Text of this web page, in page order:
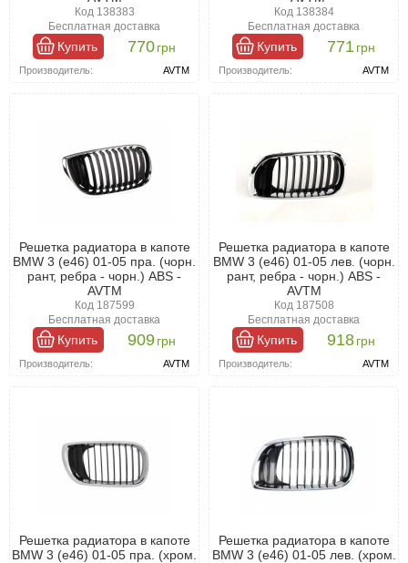
Код 138383
Бесплатная доставка
Купить 770 грн
Производитель: AVTM
Код 138384
Бесплатная доставка
Купить 771 грн
Производитель: AVTM
Решетка радиатора в капоте
BMW 3 (e46) 01-05 пра. (чорн.
рант, ребра - чорн.) ABS -
AVTM
Код 187599
Бесплатная доставка
Купить 909 грн
Производитель: AVTM
Решетка радиатора в капоте
BMW 3 (e46) 01-05 лев. (чорн.
рант, ребра - чорн.) ABS -
AVTM
Код 187508
Бесплатная доставка
Купить 918 грн
Производитель: AVTM
Решетка радиатора в капоте
BMW 3 (e46) 01-05 пра. (хром.
Решетка радиатора в капоте
BMW 3 (e46) 01-05 лев. (хром.